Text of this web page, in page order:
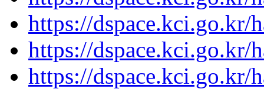
https://dspace.kci.go.kr/
https://dspace.kci.go.kr/
https://dspace.kci.go.kr/